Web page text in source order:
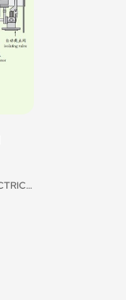
REPUESTOS PARA CENTRALES ELÉCTRICAS